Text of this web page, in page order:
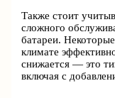
Также стоит
сложного
батареи.
климате
снижается — это
включая с